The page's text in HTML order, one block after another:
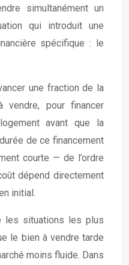
simultanément un
qui introduit une
spécifique : le
une fraction de la
pour financer
avant que la
de ce financement
courte — de l’ordre
dépend directement
initial.
les situations les plus
le bien à vendre tarde
moins fluide. Dans